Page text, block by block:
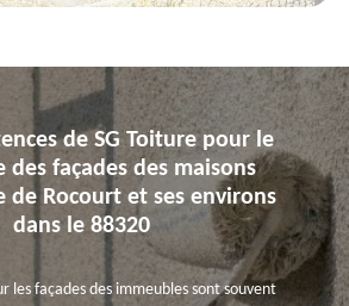
de SG Toiture pour le
des façades des maisons
de Rocourt et ses environs
dans le 88320
les façades des immeubles sont souvent